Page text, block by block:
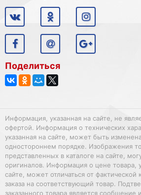
Поделиться
Информация, указанная на сайте, не
офертой. Информация о технических
указанная на сайте, может быть
одностороннем порядке. Изображения
представленных в каталоге на сайте,
оригиналов. Информация о цене товара,
сайте, может отличаться от
заказа на соответствующий товар.
заказанного товара является сообщение